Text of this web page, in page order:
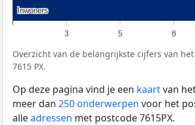
3 5 8
Inwoners
Inwoners
Overzicht van de belangrijkste cijfers van
7615 PX.
Op deze pagina vind je een kaartvan
meer dan 250 onderwerpen voor het
alleadressen met postcode 7615PX.